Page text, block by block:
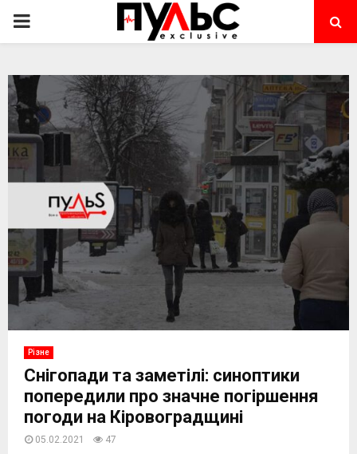
PRIMARY
Різне
Снігопади та заметілі: синоптики
попередили про значне погіршення
погоди на Кіровоградщині
05.02.2021 47